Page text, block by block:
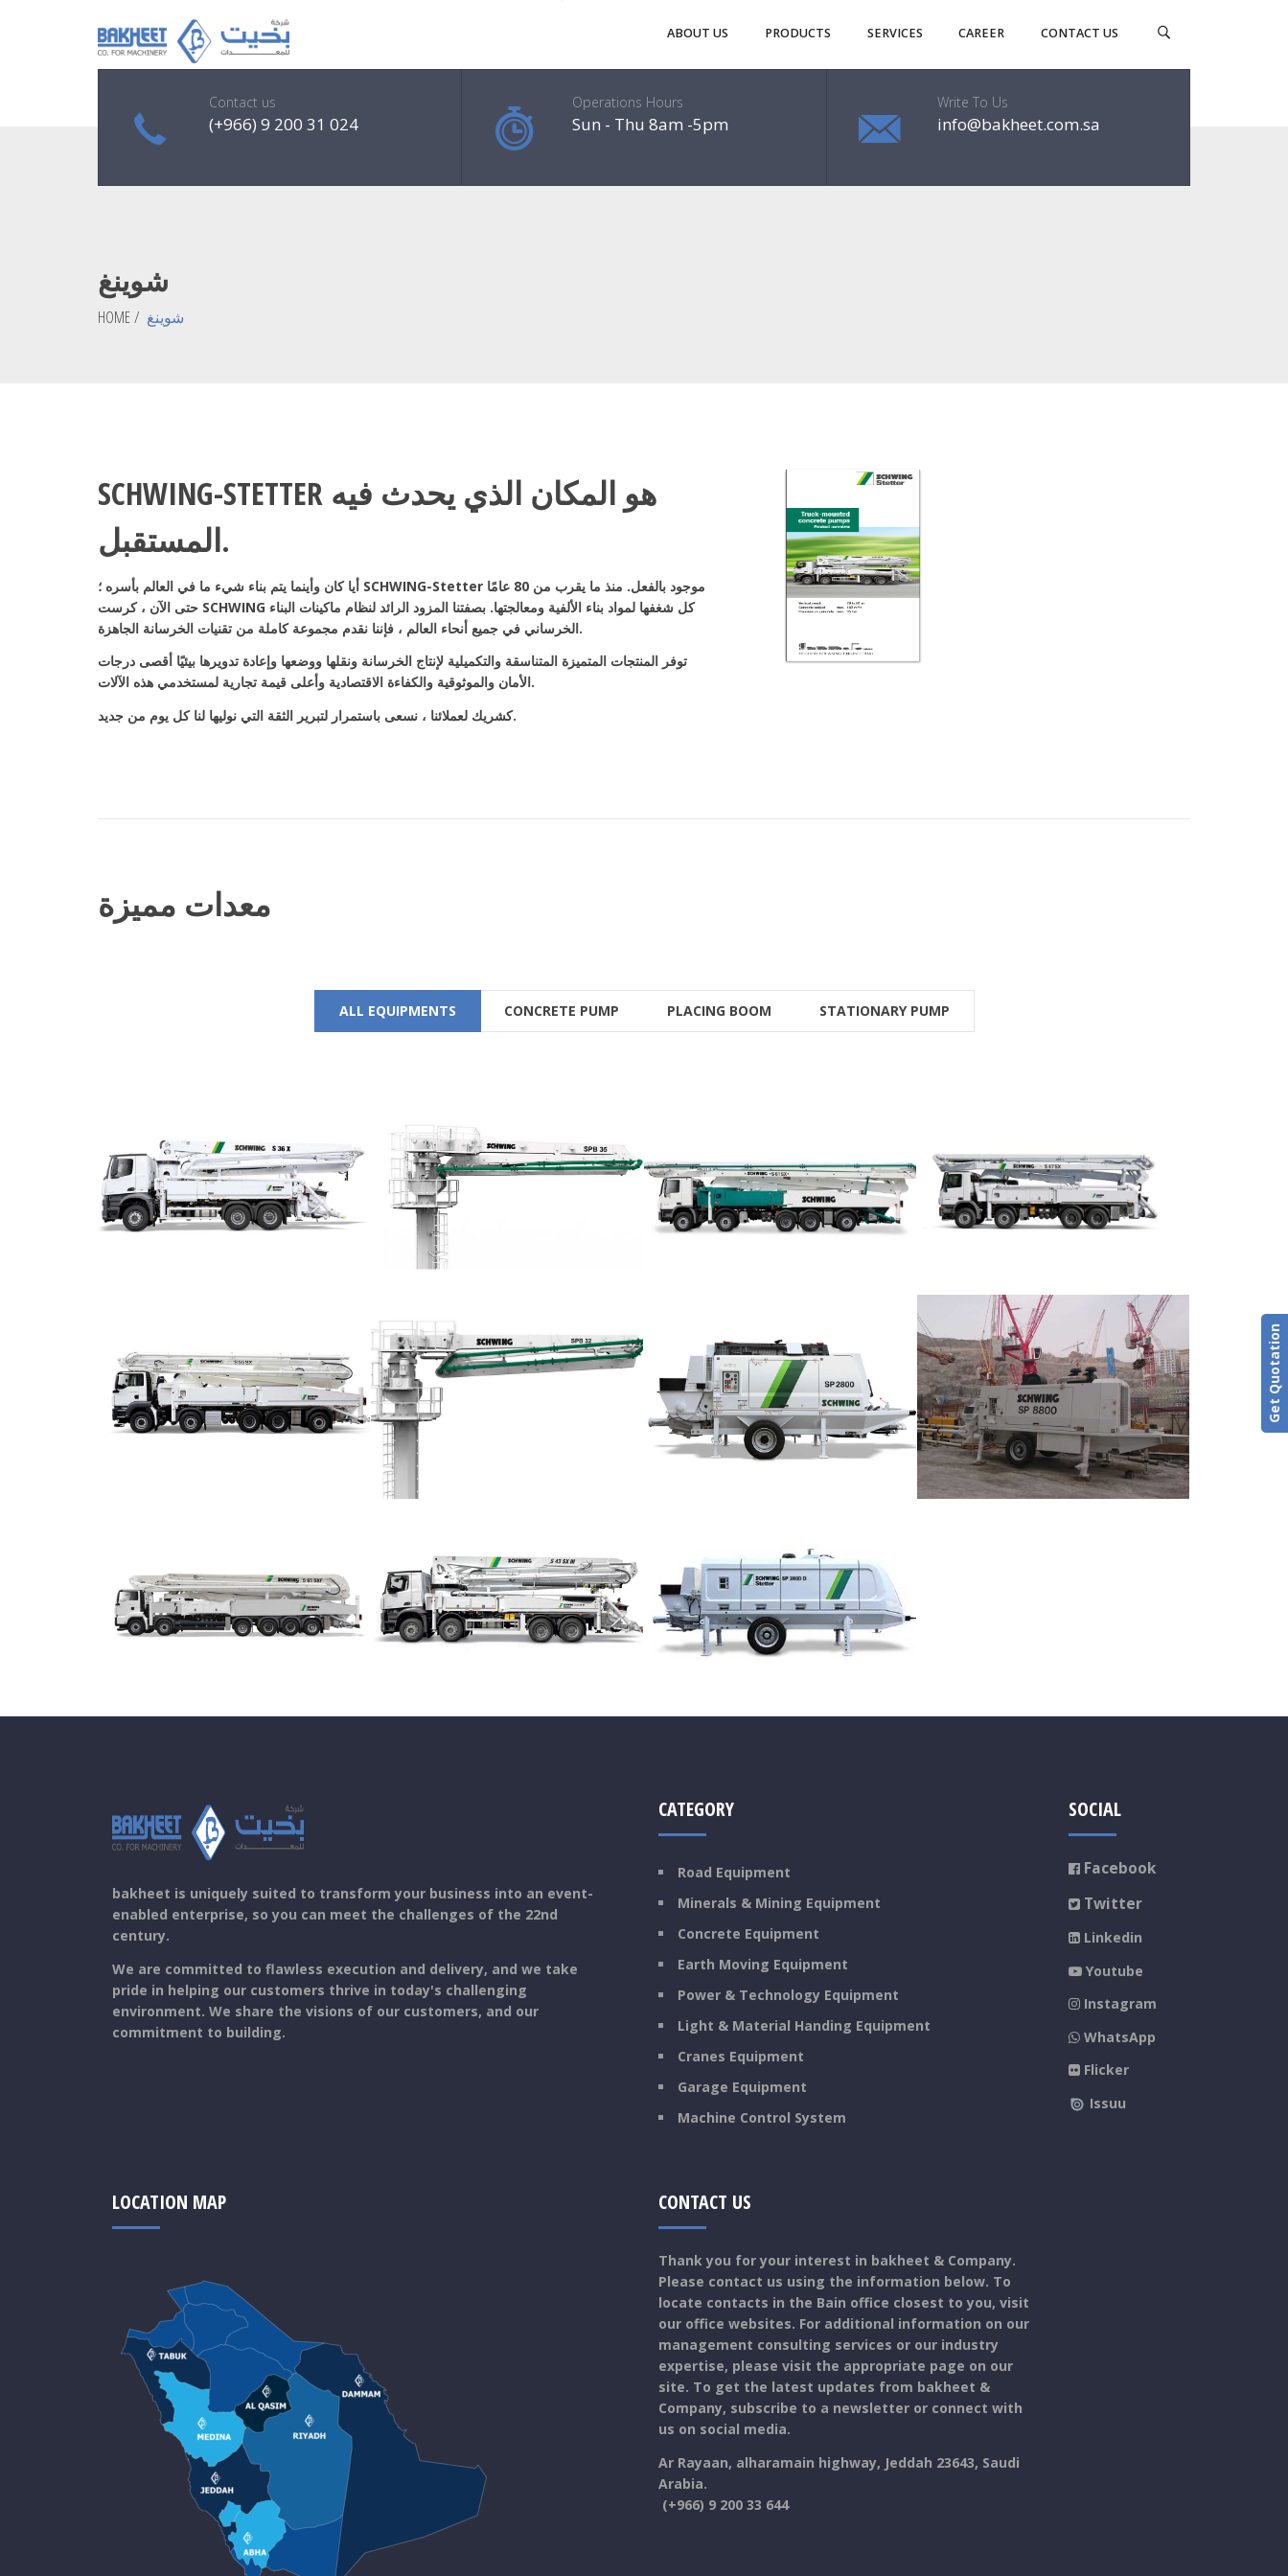
ABOUT US PRODUCTS SERVICES CAREER CONTACT US
شوينغ
HOME/ شوينغ
Contact us
(+966) 9 200 31 024
Operations Hours
Sun - Thu 8am -5pm
Write To Us
info@bakheet.com.sa
SCHWING-STETTER هو المكان الذي يحدث فيه
المستقبل.
أيا كان وأينما يتم بناء شيء ما في العالم بأسره ؛ SCHWING-Stetter موجود بالفعل. منذ ما يقرب من 80 عامًا
حتى الآن ، كرست SCHWING كل شغفها لمواد بناء الألفية ومعالجتها. بصفتنا المزود الرائد لنظام ماكينات البناء
الخرساني في جميع أنحاء العالم ، فإننا نقدم مجموعة كاملة من تقنيات الخرسانة الجاهزة.
توفر المنتجات المتميزة المتناسقة والتكميلية لإنتاج الخرسانة ونقلها ووضعها وإعادة تدويرها بيئيًا أقصى درجات
الأمان والموثوقية والكفاءة الاقتصادية وأعلى قيمة تجارية لمستخدمي هذه الآلات.
كشريك لعملائنا ، نسعى باستمرار لتبرير الثقة التي نوليها لنا كل يوم من جديد.
معدات مميزة
ALL EQUIPMENTS CONCRETE PUMP PLACING BOOM STATIONARY PUMP
bakheet is uniquely suited to transform your business into an event-
enabled enterprise, so you can meet the challenges of the 22nd
century.
We are committed to flawless execution and delivery, and we take
pride in helping our customers thrive in today's challenging
environment. We share the visions of our customers, and our
commitment to building.
CATEGORY
Road Equipment
Minerals & Mining Equipment
Concrete Equipment
Earth Moving Equipment
Power & Technology Equipment
Light & Material Handing Equipment
Cranes Equipment
Garage Equipment
Machine Control System
SOCIAL
Facebook
Twitter
Linkedin
Youtube
Instagram
WhatsApp
Flicker
Issuu
LOCATION MAP CONTACT US
Thank you for your interest in bakheet & Company.
Please contact us using the information below. To
locate contacts in the Bain office closest to you, visit
our office websites. For additional information on our
management consulting services or our industry
expertise, please visit the appropriate page on our
site. To get the latest updates from bakheet &
Company, subscribe to a newsletter or connect with
us on social media.
Ar Rayaan, alharamain highway, Jeddah 23643, Saudi
Arabia.
(+966) 9 200 33 644
Get Quotation